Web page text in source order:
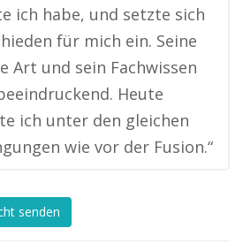
ich habe, und setzte sich
für mich ein. Seine
Art und sein Fachwissen
Heute
ich unter den gleichen
wie vor der Fusion.“
senden